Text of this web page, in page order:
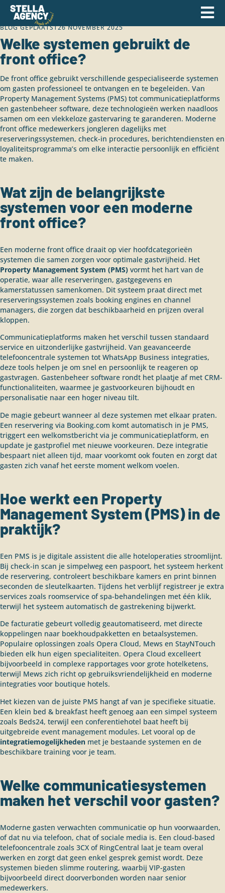
BLOG GEPLAATST26 NOVEMBER 2025
Welke systemen gebruikt de
front office?
De front office gebruikt verschillende gespecialiseerde systemen
om gasten professioneel te ontvangen en te begeleiden. Van
Property Management Systems (PMS) tot communicatieplatforms
en gastenbeheer software, deze technologieën werken naadloos
samen om een vlekkeloze gastervaring te garanderen. Moderne
front office medewerkers jongleren dagelijks met
reserveringssystemen, check-in procedures, berichtendiensten en
loyaliteitsprogramma’s om elke interactie persoonlijk en efficiënt
te maken.
Wat zijn de belangrijkste
systemen voor een moderne
front office?
Een moderne front office draait op vier hoofdcategorieën
systemen die samen zorgen voor optimale gastvrijheid. Het
Property Management System (PMS) vormt het hart van de
operatie, waar alle reserveringen, gastgegevens en
kamerstatussen samenkomen. Dit systeem praat direct met
reserveringssystemen zoals booking engines en channel
managers, die zorgen dat beschikbaarheid en prijzen overal
kloppen.
Communicatieplatforms maken het verschil tussen standaard
service en uitzonderlijke gastvrijheid. Van geavanceerde
telefooncentrale systemen tot WhatsApp Business integraties,
deze tools helpen je om snel en persoonlijk te reageren op
gastvragen. Gastenbeheer software rondt het plaatje af met CRM-
functionaliteiten, waarmee je gastvoorkeuren bijhoudt en
personalisatie naar een hoger niveau tilt.
De magie gebeurt wanneer al deze systemen met elkaar praten.
Een reservering via Booking.com komt automatisch in je PMS,
triggert een welkomstbericht via je communicatieplatform, en
update je gastprofiel met nieuwe voorkeuren. Deze integratie
bespaart niet alleen tijd, maar voorkomt ook fouten en zorgt dat
gasten zich vanaf het eerste moment welkom voelen.
Hoe werkt een Property
Management System (PMS) in de
praktijk?
Een PMS is je digitale assistent die alle hoteloperaties stroomlijnt.
Bij check-in scan je simpelweg een paspoort, het systeem herkent
de reservering, controleert beschikbare kamers en print binnen
seconden de sleutelkaarten. Tijdens het verblijf registreer je extra
services zoals roomservice of spa-behandelingen met één klik,
terwijl het systeem automatisch de gastrekening bijwerkt.
De facturatie gebeurt volledig geautomatiseerd, met directe
koppelingen naar boekhoudpakketten en betaalsystemen.
Populaire oplossingen zoals Opera Cloud, Mews en StayNTouch
bieden elk hun eigen specialiteiten. Opera Cloud excelleert
bijvoorbeeld in complexe rapportages voor grote hotelketens,
terwijl Mews zich richt op gebruiksvriendelijkheid en moderne
integraties voor boutique hotels.
Het kiezen van de juiste PMS hangt af van je specifieke situatie.
Een klein bed & breakfast heeft genoeg aan een simpel systeem
zoals Beds24, terwijl een conferentiehotel baat heeft bij
uitgebreide event management modules. Let vooral op de
integratiemogelijkheden met je bestaande systemen en de
beschikbare training voor je team.
Welke communicatiesystemen
maken het verschil voor gasten?
Moderne gasten verwachten communicatie op hun voorwaarden,
of dat nu via telefoon, chat of sociale media is. Een cloud-based
telefooncentrale zoals 3CX of RingCentral laat je team overal
werken en zorgt dat geen enkel gesprek gemist wordt. Deze
systemen bieden slimme routering, waarbij VIP-gasten
bijvoorbeeld direct doorverbonden worden naar senior
medewerkers.